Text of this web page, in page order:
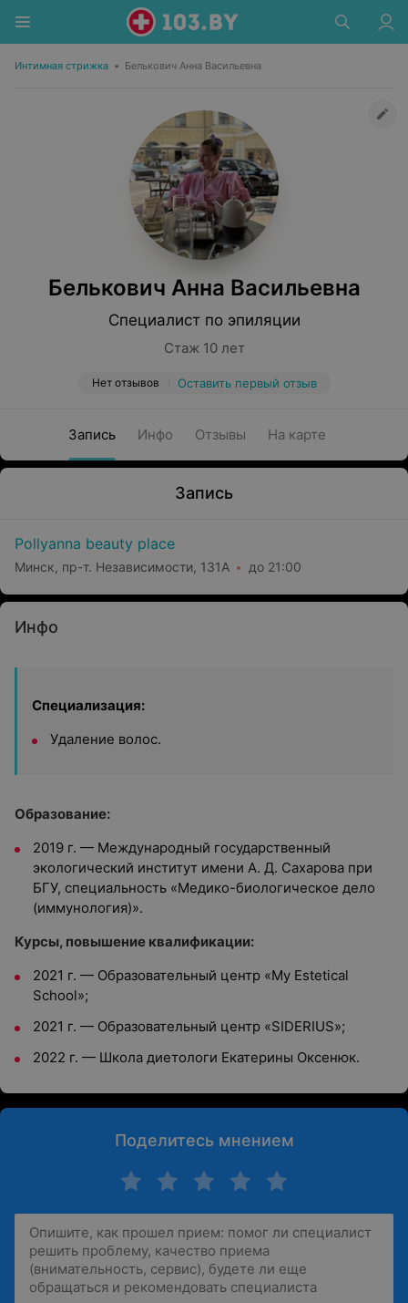
Интимная стрижка • Белькович Анна Васильевна
Белькович Анна Васильевна
Специалист по эпиляции
Стаж 10 лет
Нет отзывов Оставить первый отзыв
Запись Инфо Отзывы На карте
Запись
Pollyanna beauty place
Минск, пр-т. Независимости, 131А до 21:00
Инфо
Специализация:
Удаление волос.
Образование:
2019 г. — Международный государственный
экологический институт имени А. Д. Сахарова при
БГУ, специальность «Медико-биологическое дело
(иммунология)».
Курсы, повышение квалификации:
2021 г. — Образовательный центр «My Estetical
School»;
2021 г. — Образовательный центр «SIDERIUS»;
2022 г. — Школа диетологи Екатерины Оксенюк.
Поделитесь мнением